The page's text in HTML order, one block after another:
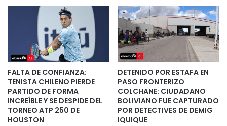
FALTA DE CONFIANZA:
TENISTA CHILENO PIERDE
PARTIDO DE FORMA
INCREÍBLE Y SE DESPIDE DEL
TORNEO ATP 250 DE
HOUSTON
DETENIDO POR ESTAFA EN
PASO FRONTERIZO
COLCHANE: CIUDADANO
BOLIVIANO FUE CAPTURADO
POR DETECTIVES DE DEMIG
IQUIQUE